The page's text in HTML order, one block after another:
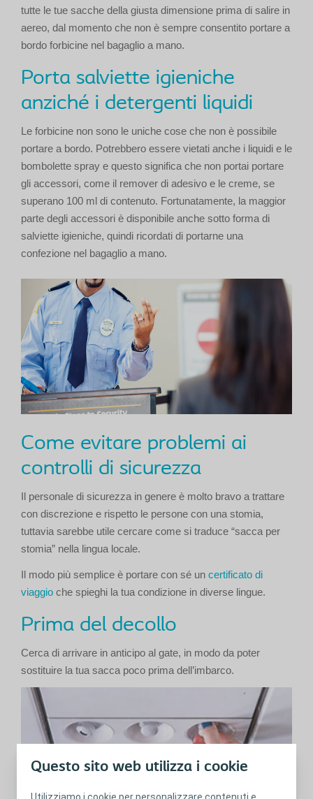
Questo sito web utilizza i cookie
Utilizziamo i cookie per personalizzare contenuti e
tutte le tue sacche della giusta dimensione prima di salire in
aereo, dal momento che non è sempre consentito portare a
bordo forbicine nel bagaglio a mano.
Porta salviette igieniche
anziché i detergenti liquidi
Le forbicine non sono le uniche cose che non è possibile
portare a bordo. Potrebbero essere vietati anche i liquidi e le
bombolette spray e questo significa che non portai portare
gli accessori, come il remover di adesivo e le creme, se
superano 100 ml di contenuto. Fortunatamente, la maggior
parte degli accessori è disponibile anche sotto forma di
salviette igieniche, quindi ricordati di portarne una
confezione nel bagaglio a mano.
Come evitare problemi ai
controlli di sicurezza
Il personale di sicurezza in genere è molto bravo a trattare
con discrezione e rispetto le persone con una stomia,
tuttavia sarebbe utile cercare come si traduce “sacca per
stomia” nella lingua locale.
Il modo più semplice è portare con sé un certificato di
viaggio che spieghi la tua condizione in diverse lingue.
Prima del decollo
Cerca di arrivare in anticipo al gate, in modo da poter
sostituire la tua sacca poco prima dell’imbarco.